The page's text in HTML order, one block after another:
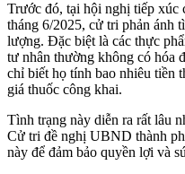
Trước đó, tại hội nghị tiếp xúc
tháng 6/2025, cử tri phản ánh
lượng. Đặc biệt là các thực
tư nhân thường không có hóa
chỉ biết họ tính bao nhiêu tiền
giá thuốc công khai.
Tình trạng này diễn ra rất lâu
Cử tri đề nghị UBND thành
này để đảm bảo quyền lợi và